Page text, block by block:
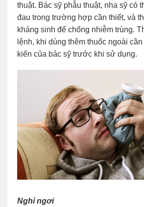
thuật. Bác sỹ phẫu thuật, nha sỹ có
đau trong trường hợp cần thiết, và
kháng sinh để chống nhiễm trùng.
lệnh, khi dùng thêm thuốc ngoài
kiến của bác sỹ trước khi sử dụng.
Nghỉ ngơi